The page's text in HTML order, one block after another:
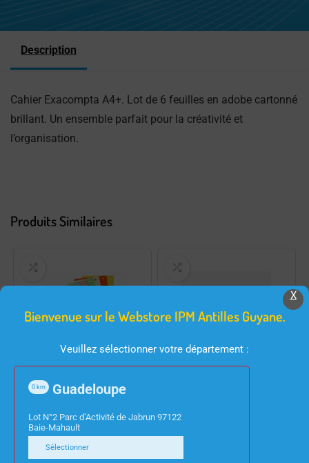
Description
Cahier Exacompta A4+. Lot de 6 feuilles en adobe cartonné
brillant. Un ensemble parfait pour la créativité et
l’organisation.
Produits Similaires
INTERCALAIRES FICHE
TRAPEZOIDALES
CARTON ASS 105X240
BOX CARTE LUSTREE
D/40 ASSORTIES EXA
X
Bienvenue sur le Webstore IPM Antilles Guyane.
Veuillez sélectionner votre département :
Guadeloupe
0 km
Lot N°2 Parc d’Activité de Jabrun 97122
Baie-Mahault
Sélectionner